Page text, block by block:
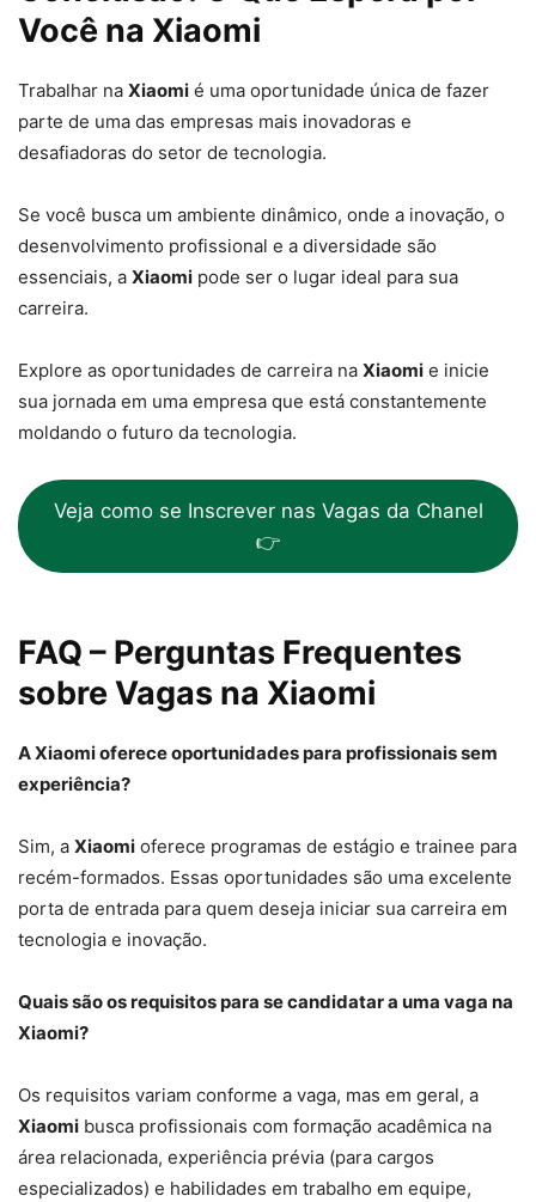
Você na Xiaomi
Trabalhar na Xiaomi é uma oportunidade única de fazer
parte de uma das empresas mais inovadoras e
desafiadoras do setor de tecnologia.
Se você busca um ambiente dinâmico, onde a inovação, o
desenvolvimento profissional e a diversidade são
essenciais, a Xiaomi pode ser o lugar ideal para sua
carreira.
Explore as oportunidades de carreira na Xiaomi e inicie
sua jornada em uma empresa que está constantemente
moldando o futuro da tecnologia.
Veja como se Inscrever nas Vagas da Chanel
👉
FAQ – Perguntas Frequentes
sobre Vagas na Xiaomi
A Xiaomi oferece oportunidades para profissionais sem
experiência?
Sim, a Xiaomi oferece programas de estágio e trainee para
recém-formados. Essas oportunidades são uma excelente
porta de entrada para quem deseja iniciar sua carreira em
tecnologia e inovação.
Quais são os requisitos para se candidatar a uma vaga na
Xiaomi?
Os requisitos variam conforme a vaga, mas em geral, a
Xiaomi busca profissionais com formação acadêmica na
área relacionada, experiência prévia (para cargos
especializados) e habilidades em trabalho em equipe,